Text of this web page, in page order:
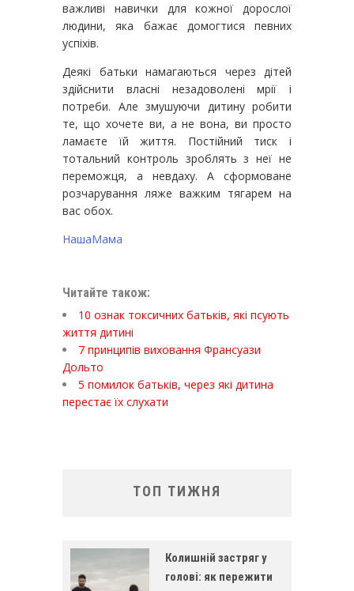
важливі навички для кожної дорослої
людини, яка бажає домогтися певних
успіхів.
Деякі батьки намагаються через дітей
здійснити власні незадоволені мрії і
потреби. Але змушуючи дитину робити
те, що хочете ви, а не вона, ви просто
ламаєте їй життя. Постійний тиск і
тотальний контроль зроблять з неї не
переможця, а невдаху. А сформоване
розчарування ляже важким тягарем на
вас обох.
НашаМама
Читайте також:
10 ознак токсичних батьків, які псують
життя дитині
7 принципів виховання Франсуази
Дольто
5 помилок батьків, через які дитина
перестає їх слухати
ТОП ТИЖНЯ
Колишній застряг у
голові: як пережити